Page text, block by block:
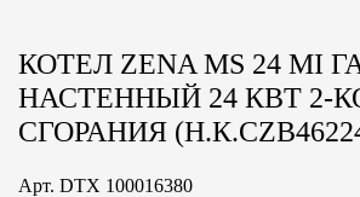
КОТЕЛ ZENA MS 24 MI
НАСТЕННЫЙ 24 КВТ 2-
СГОРАНИЯ
Арт. DTX 100016380